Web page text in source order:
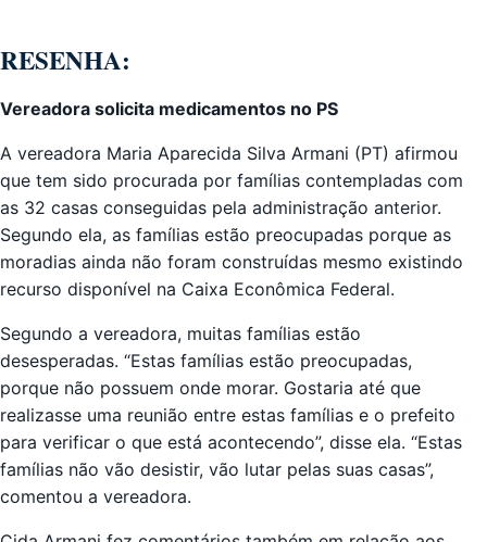
RESENHA:
Vereadora solicita medicamentos no PS
A vereadora Maria Aparecida Silva Armani (PT) afirmou
que tem sido procurada por famílias contempladas com
as 32 casas conseguidas pela administração anterior.
Segundo ela, as famílias estão preocupadas porque as
moradias ainda não foram construídas mesmo existindo
recurso disponível na Caixa Econômica Federal.
Segundo a vereadora, muitas famílias estão
desesperadas. “Estas famílias estão preocupadas,
porque não possuem onde morar. Gostaria até que
realizasse uma reunião entre estas famílias e o prefeito
para verificar o que está acontecendo”, disse ela. “Estas
famílias não vão desistir, vão lutar pelas suas casas”,
comentou a vereadora.